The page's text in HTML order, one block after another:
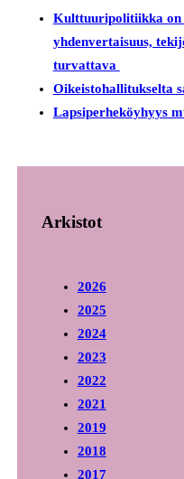
Kulttuuripolitiikka on
yhdenvertaisuus,
turvattava
Oikeistohallitukselta
Lapsiperheköyhyys
Arkistot
2026
2025
2024
2023
2022
2021
2019
2018
2017